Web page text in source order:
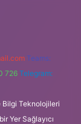
Teams:
726 Telegram:
Bilgi Teknolojileri
Yer Sağlayıcı